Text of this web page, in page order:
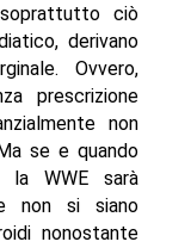
ciò
derivano
Ovvero,
prescrizione
non
se e quando
WWE sarà
non si siano
nonostante